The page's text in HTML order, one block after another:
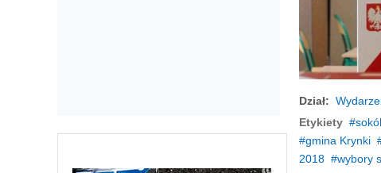
Dział:
Etykiety
gmina Krynki
2018
wybory